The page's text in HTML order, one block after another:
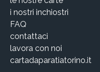
Nicolas Galtier
i nostri inchiostri
FAQ
contattaci
lavora con noi
cartadaparatiatorino.it